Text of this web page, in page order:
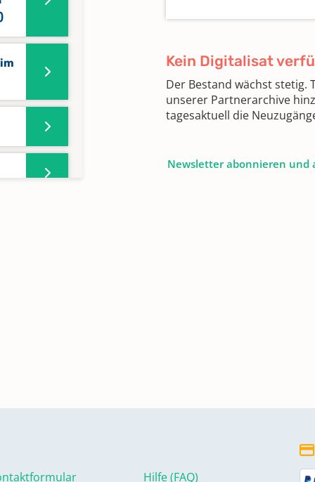
Kein Digitalisat
Der Bestand wächst stetig.
unserer Partnerarchive
tagesaktuell die
Newsletter abonnieren und
Hilfe (FAQ)